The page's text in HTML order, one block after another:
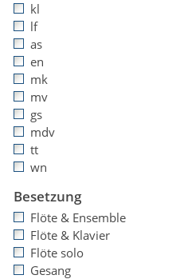
kl
lf
as
en
mk
mv
gs
mdv
tt
wn
Besetzung
Flöte & Ensemble
Flöte & Klavier
Flöte solo
Gesang